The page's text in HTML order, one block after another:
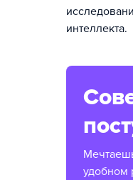
интеллекта.
удобном